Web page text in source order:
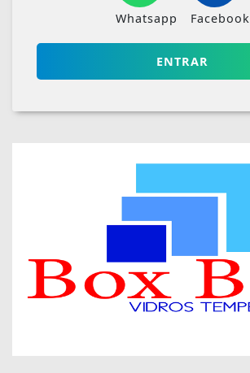
Whatsapp Facebook
ENTRAR